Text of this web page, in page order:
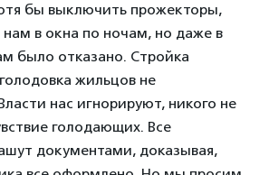
бы выключить прожекторы,
нам в окна по ночам, но даже в
было отказано. Стройка
жильцов не
нас игнорируют, никого не
голодающих. Все
документами, доказывая,